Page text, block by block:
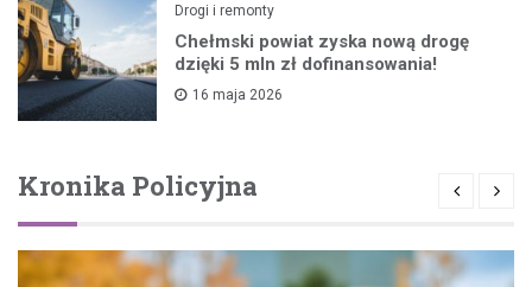
Drogi i remonty
Chełmski powiat zyska nową drogę
dzięki 5 mln zł dofinansowania!
16 maja 2026
Kronika Policyjna